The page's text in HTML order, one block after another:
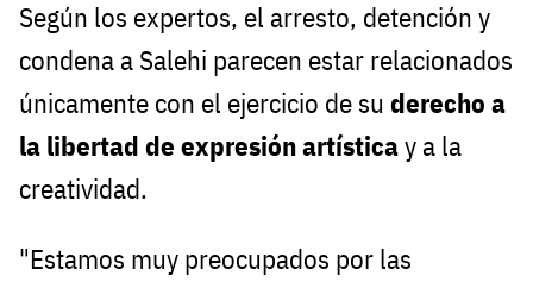
Según los expertos, el arresto, detención y
condena a Salehi parecen estar relacionados
únicamente con el ejercicio de su derecho a
la libertad de expresión artísticay a la
creatividad.
"Estamos muy preocupados por las